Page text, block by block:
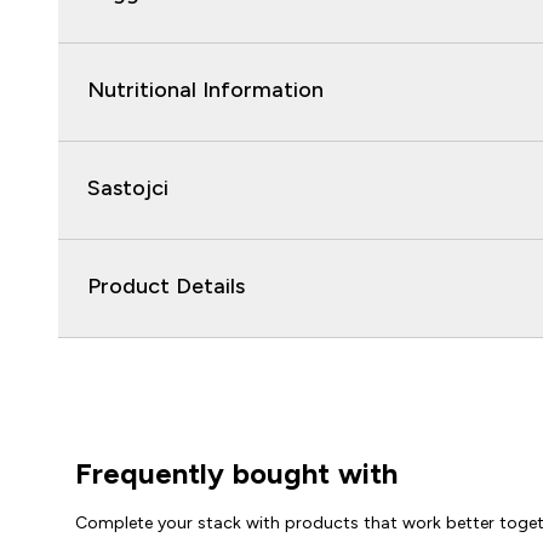
Nutritional Information
Sastojci
Product Details
Frequently bought with
Complete your stack with products that work better